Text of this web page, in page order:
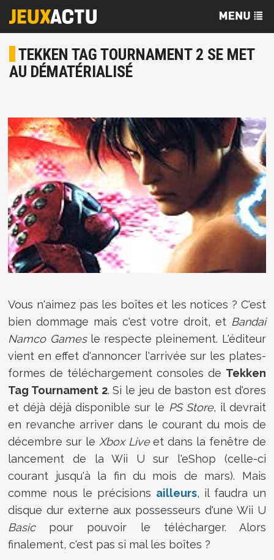
TEKKEN TAG TOURNAMENT 2 SE MET
AU DÉMATÉRIALISÉ
Vous n'aimez pas les boîtes et les notices ? C'est
bien dommage mais c'est votre droit, et Bandai
Namco Gamesle respecte pleinement. L'éditeur
vient en effet d'annoncer l'arrivée sur les plates-
formes de téléchargement consoles de Tekken
Tag Tournament 2. Si le jeu de baston est d'ores
et déjà déjà disponible sur le PS Store, il devrait
en revanche arriver dans le courant du mois de
décembre sur le Xbox Liveet dans la fenêtre de
lancement de la Wii U sur l'eShop (celle-ci
courant jusqu'à la fin du mois de mars). Mais
comme nous le précisions ailleurs, il faudra un
disque dur externe aux possesseurs d'une Wii U
Basicpour pouvoir le télécharger. Alors
finalement, c'est pas si mal les boîtes ?